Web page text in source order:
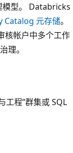
模型。 Databricks
Catalog 元存储。
核帐户中多个工作
理。
工程”群集或 SQL